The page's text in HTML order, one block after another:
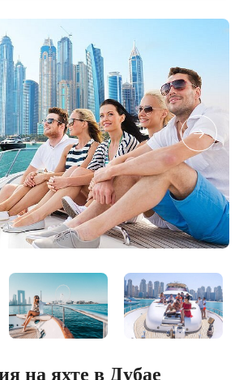
на яхте в Дубае